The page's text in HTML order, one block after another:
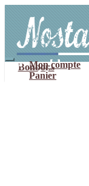
navigation
contenu
Mon compte
Panier
Bonbons